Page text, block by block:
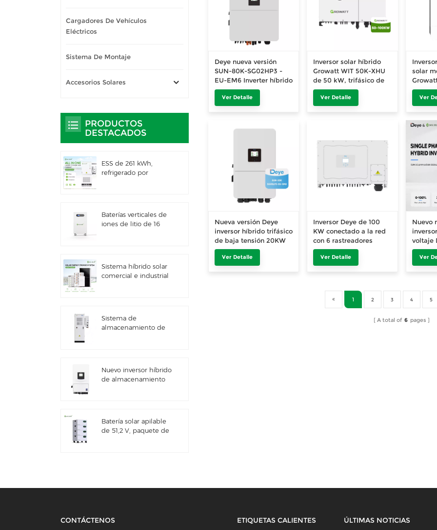
Deye nueva versión
SUN-80K-SG02HP3 -
EU-EM6 Inverter híbrido
trifásico
Ver Detalle
Inversor solar híbrido
Growatt WIT 50K-XHU
de 50 kW, trifásico de
alto voltaje, con
almacenamiento de
energía para uso
Ver Detalle
solar
SPF
Ver
Nueva versión Deye
inversor híbrido trifásico
de baja tensión 20KW
para el hogar
Ver Detalle
Inversor Deye de 100
KW conectado a la red
con 6 rastreadores
MPPT SUN-100K-G03
Ver Detalle
Nuevo
voltaje
3/3.6/
Ver
1 2 3 4 5
A total of 6 pages
Cargadores De Vehículos
Eléctricos
Sistema De Montaje
Accesorios Solares
PRODUCTOS
DESTACADOS
ESS de 261 kWh,
refrigerado por
Baterías verticales de
iones de litio de 16
Sistema híbrido solar
comercial e industrial
Sistema de
almacenamiento de
gabinete para baterías
de litio de 60 kWh,
Nuevo inversor híbrido
de almacenamiento
Batería solar apilable
de 51,2 V, paquete de
CONTÁCTENOS ETIQUETAS CALIENTES ÚLTIMAS NOTICIAS